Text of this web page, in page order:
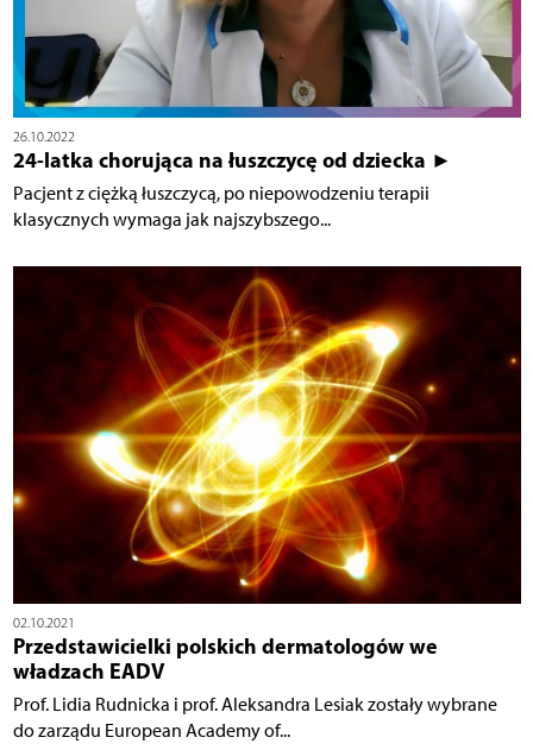
26.10.2022
24-latka chorująca na łuszczycę od dziecka ►
Pacjent z ciężką łuszczycą, po niepowodzeniu terapii
klasycznych wymaga jak najszybszego...
02.10.2021
Przedstawicielki polskich dermatologów we
władzach EADV
Prof. Lidia Rudnicka i prof. Aleksandra Lesiak zostały wybrane
do zarządu European Academy of...